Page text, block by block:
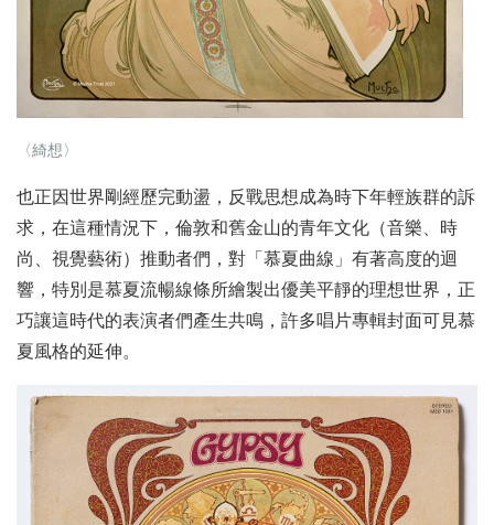
〈綺想〉
也正因世界剛經歷完動盪，反戰思想成為時下年輕族群的訴
求，在這種情況下，倫敦和舊金山的青年文化（音樂、時
尚、視覺藝術）推動者們，對「慕夏曲線」有著高度的迴
響，特別是慕夏流暢線條所繪製出優美平靜的理想世界，正
巧讓這時代的表演者們產生共鳴，許多唱片專輯封面可見慕
夏風格的延伸。